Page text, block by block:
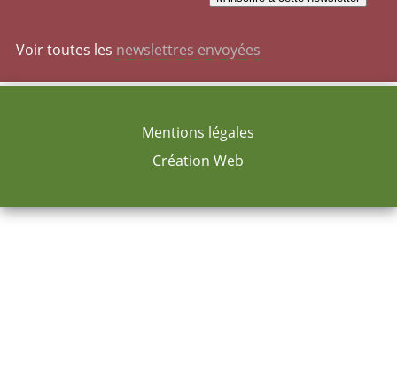
Voir toutes les newslettres envoyées
Mentions légales
Création Web